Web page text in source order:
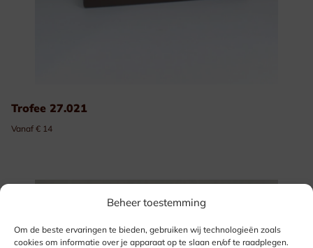
Beheer toestemming
Om de beste ervaringen te bieden, gebruiken wij technologieën zoals
cookies om informatie over je apparaat op te slaan en/of te raadplegen.
Trofee 27.021
Vanaf € 14